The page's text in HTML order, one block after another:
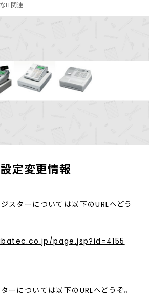
IT関連
定変更情報
スターについては以下のURLへどう
page.jsp?id=4155
ーについては以下のURLへどうぞ。